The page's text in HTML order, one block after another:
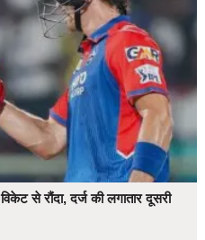
से रौंदा, दर्ज की लगातार दूसरी